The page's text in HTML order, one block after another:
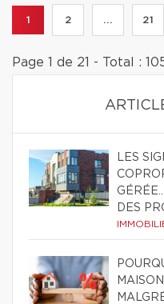
1 2 ... 21
Page 1 de 21 - Total :
LES
DES